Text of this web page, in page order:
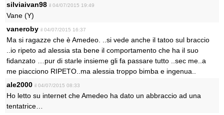
silviaivan98 il 04/07/2015 19:49
Vane (Y)
vaneroby il 04/07/2015 16:37
Ma si ragazze che è Amedeo. ..si vede anche il tatoo sul braccio
..io ripeto ad alessia sta bene il comportamento che ha il suo
fidanzato …pur di starle insieme gli fa passare tutto ..sec me..a
me piacciono RIPETO..ma alessia troppo bimba e ingenua..
ale2000 il 04/07/2015 08:33
Ho letto su internet che Amedeo ha dato un abbraccio ad una
tentatrice…